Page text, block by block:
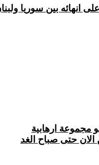
انهائه بين سوريا
مجموعة ارهابية
حتى صباح الغد